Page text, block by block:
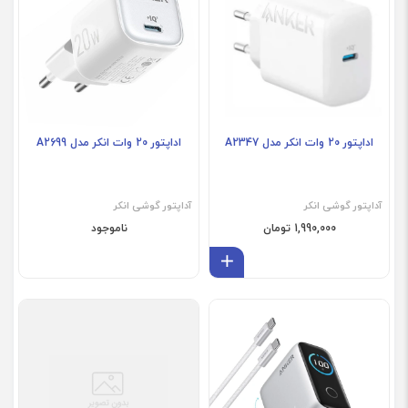
اداپتور 20 وات انکر مدل A2347
آداپتور گوشی انکر
1,990,000 تومان
اداپتور 20 وات انکر مدل A2699
آداپتور گوشی انکر
ناموجود